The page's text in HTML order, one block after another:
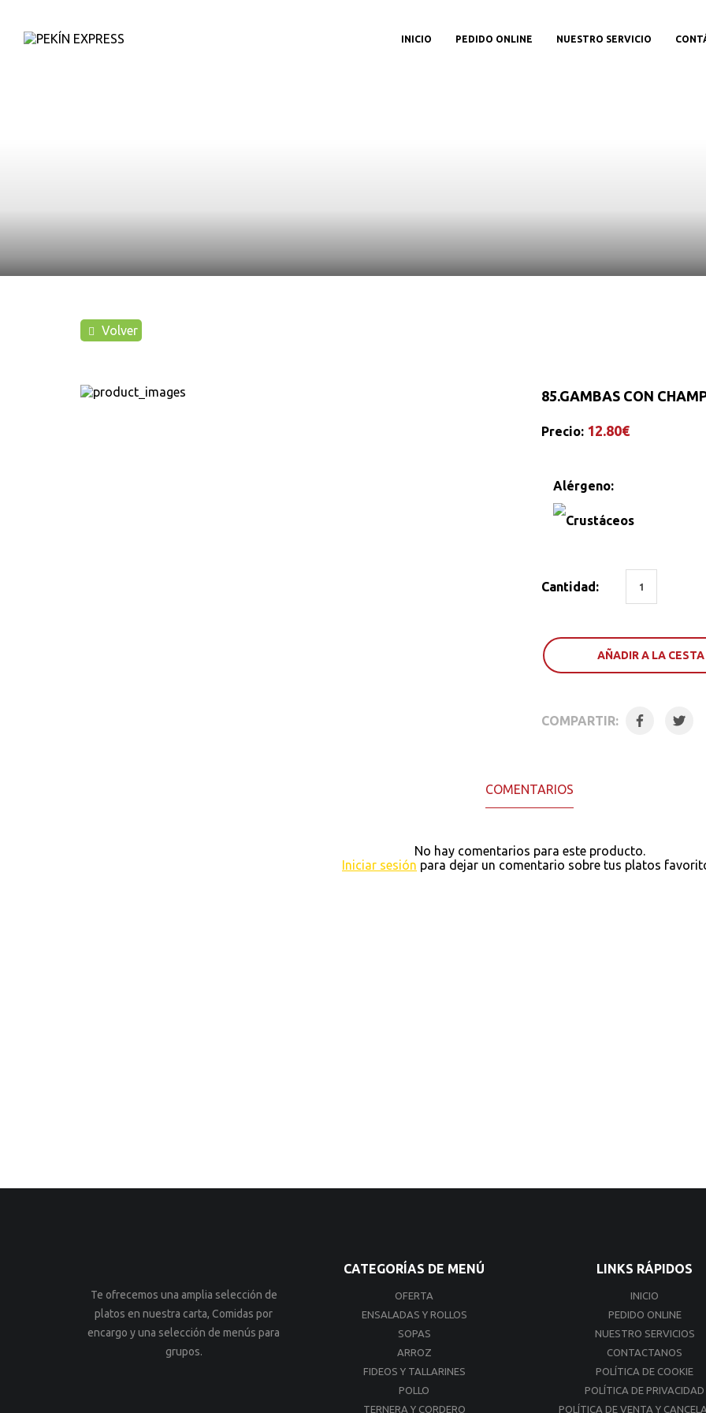
INICIO PEDIDO ONLINE NUESTRO SERVICIO
Volver
85.GAMBAS CON
Precio: 12.80€
Alérgeno:
Cantidad:
AÑADIR A LA CESTA
COMPARTIR:
COMENTARIOS
No hay comentarios para este producto.
Iniciar sesión para dejar un comentario sobre tus platos
Te ofrecemos una amplia selección de
platos en nuestra carta, Comidas por
encargo y una selección de menús para
grupos.
CATEGORÍAS DE MENÚ
OFERTA
ENSALADAS Y ROLLOS
SOPAS
ARROZ
FIDEOS Y TALLARINES
POLLO
TERNERA Y CORDERO
LINKS RÁPIDOS
INICIO
PEDIDO ONLINE
NUESTRO SERVICIOS
CONTACTANOS
POLÍTICA DE COOKIE
POLÍTICA DE PRIVACIDAD
POLÍTICA DE VENTA Y